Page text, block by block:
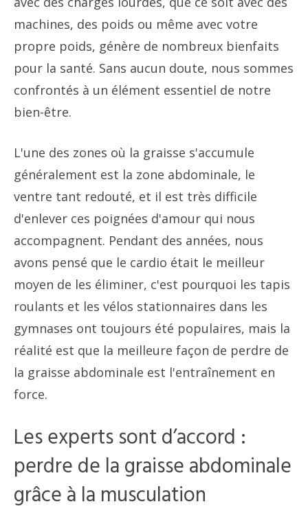
machines, des poids ou même avec votre
propre poids, génère de nombreux bienfaits
pour la santé. Sans aucun doute, nous sommes
confrontés à un élément essentiel de notre
bien-être.
L'une des zones où la graisse s'accumule
généralement est la zone abdominale, le
ventre tant redouté, et il est très difficile
d'enlever ces poignées d'amour qui nous
accompagnent. Pendant des années, nous
avons pensé que le cardio était le meilleur
moyen de les éliminer, c'est pourquoi les tapis
roulants et les vélos stationnaires dans les
gymnases ont toujours été populaires, mais la
réalité est que la meilleure façon de perdre de
la graisse abdominale est l'entraînement en
force.
Les experts sont d’accord :
perdre de la graisse abdominale
grâce à la musculation